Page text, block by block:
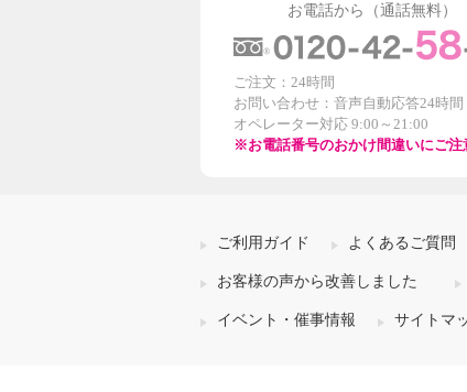
お電話から（通話無料）
ご注文：24時間
お問い合わせ：音声自動応答24時間
オペレーター対応 9:00～21:00
※お電話番号のおかけ間違いにご注
ご利用ガイド よくあるご質問
お客様の声から改善しました
イベント・催事情報 サイトマ